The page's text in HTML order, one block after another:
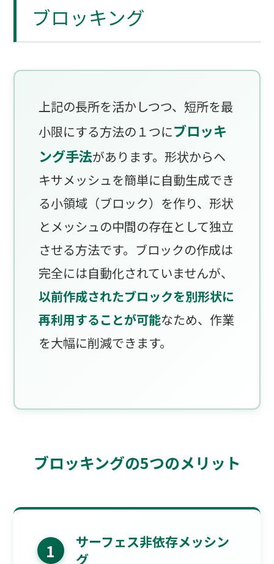
ブロッキング
上記の長所を活かしつつ、短所を最
小限にする方法の１つにブロッキ
ング手法があります。形状からヘ
キサメッシュを簡単に自動生成でき
る小領域（ブロック）を作り、形状
とメッシュの中間の存在として独立
させる方法です。ブロックの作成は
完全には自動化されていませんが、
以前作成されたブロックを別形状に
再利用することが可能なため、作業
を大幅に削減できます。
ブロッキングの5つのメリット
1
サーフェス非依存メッシン
グ